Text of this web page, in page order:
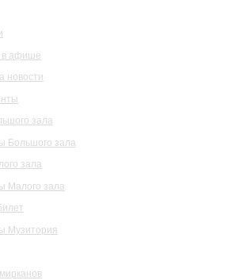
в афише
новости
зала
Большого зала
зала
Малого зала
Музитория